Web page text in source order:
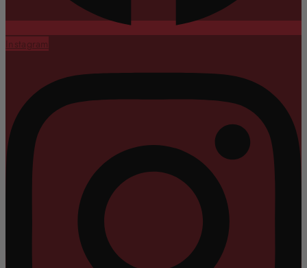
Instagram